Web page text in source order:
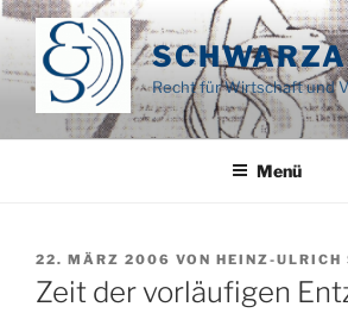
Zum
springen
Recht für Wirtschaft und
Menü
VERÖFFENTLICHT
AM
22. MÄRZ 2006 VON HEINZ-ULRICH
Zeit der vorläufigen